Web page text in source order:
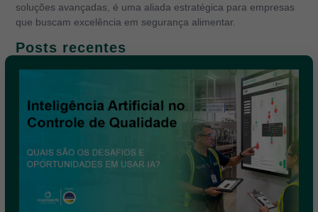
soluções avançadas, é uma aliada estratégica para empresas
que buscam excelência em segurança alimentar.
Posts recentes